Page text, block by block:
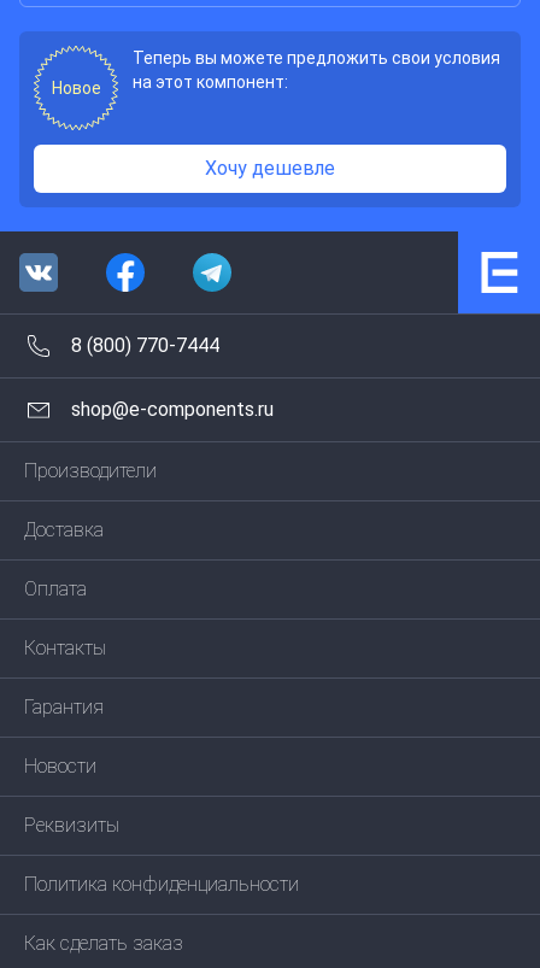
Новое
Теперь вы можете предложить свои условия
на этот компонент:
Хочу дешевле
8 (800) 770-7444
shop@e-components.ru
Производители
Доставка
Оплата
Контакты
Гарантия
Новости
Реквизиты
Политика конфиденциальности
Как сделать заказ